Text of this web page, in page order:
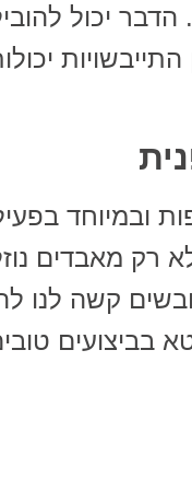
יכול
התייבשויות
ובמיוחד
רק מאבדים
קשה לנו
בביצועים